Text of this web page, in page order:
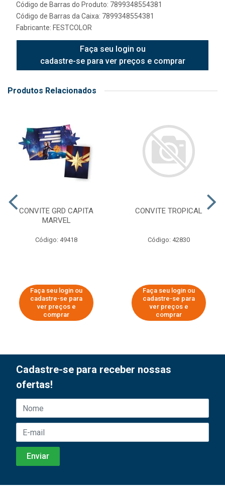
Código de Barras do Produto: 7899348554381
Código de Barras da Caixa: 7899348554381
Fabricante: FESTCOLOR
Faça seu login ou
cadastre-se para ver preços e comprar
Produtos Relacionados
CONVITE GRD CAPITA
MARVEL
Código: 49418
Faça seu login ou
cadastre-se para
ver preços e
comprar
CONVITE TROPICAL
Código: 42830
Faça seu login ou
cadastre-se para
ver preços e
comprar
Cadastre-se para receber nossas
ofertas!